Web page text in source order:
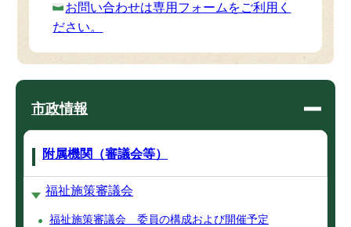
お問い合わせは専用フォームをご利用く
ださい。
市政情報
附属機関（審議会等）
福祉施策審議会
福祉施策審議会 委員の構成および開催予定